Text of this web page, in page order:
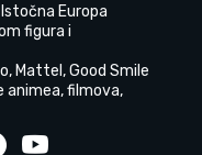
Europa
figura i
Mattel, Good Smile
animea, filmova,